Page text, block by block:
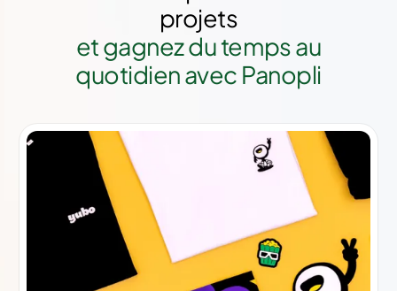
projets
et gagnez du temps au
quotidien avec Panopli